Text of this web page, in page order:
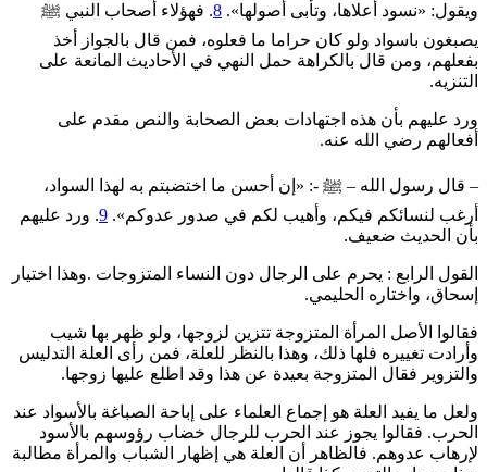
ويقول: «نسود أعلاها، وتأبى أصولها». 8. فهؤلاء أصحاب النبي ﷺ
يصبغون باسواد ولو كان حراما ما فعلوه، فمن قال بالجواز أخذ
بفعلهم، ومن قال بالكراهة حمل النهي في الأحاديث المانعة على
التنزيه.
ورد عليهم بأن هذه اجتهادات بعض الصحابة والنص مقدم على
أفعالهم رضي الله عنه.
– قال رسول الله – ﷺ -: «إن أحسن ما اختضبتم به لهذا السواد،
أرغب لنسائكم فيكم، وأهيب لكم في صدور عدوكم». 9. ورد عليهم
بأن الحديث ضعيف.
القول الرابع : يحرم على الرجال دون النساء المتزوجات .وهذا اختيار
إسحاق، واختاره الحليمي.
فقالوا الأصل المرأة المتزوجة تتزين لزوجها، ولو ظهر بها شيب
وأرادت تغييره فلها ذلك، وهذا بالنظر للعلة، فمن رأى العلة التدليس
والتزوير فقال المتزوجة بعيدة عن هذا وقد اطلع عليها زوجها.
ولعل ما يفيد العلة هو إجماع العلماء على إباحة الصباغة بالأسواد عند
الحرب. فقالوا يجوز عند الحرب للرجال خضاب رؤوسهم بالأسود
لإرهاب عدوهم. فالظاهر أن العلة هي إظهار الشباب والمرأة مطالبة